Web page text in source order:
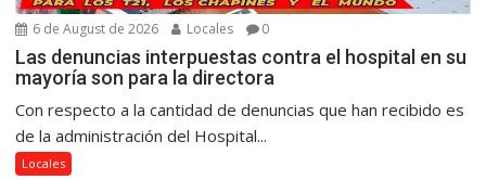
6 de August de 2026 Locales 0
Las denuncias interpuestas contra el hospital en su
mayoría son para la directora
Con respecto a la cantidad de denuncias que han recibido es
de la administración del Hospital...
Locales